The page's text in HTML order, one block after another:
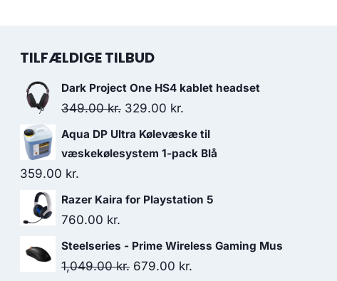
TILFÆLDIGE TILBUD
Dark Project One HS4 kablet headset
349.00kr. Original
price
was:
329.00 kr.
price
is:
Aqua DP Ultra Kølevæske til
væskekølesystem 1-pack Blå
359.00 kr.
Razer Kaira for Playstation 5
760.00 kr.
Steelseries - Prime Wireless Gaming Mus
1,049.00kr. Original
679.00 kr.